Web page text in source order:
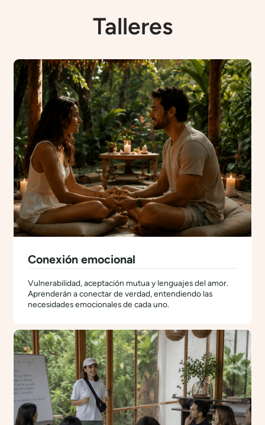
Talleres
Conexión emocional
Vulnerabilidad, aceptación mutua y lenguajes del amor.
Aprenderán a conectar de verdad, entendiendo las
necesidades emocionales de cada uno.